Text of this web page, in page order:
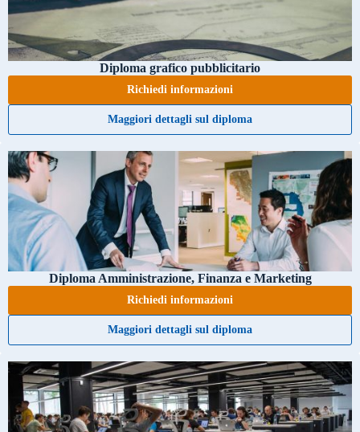
Diploma grafico pubblicitario
Richiedi informazioni
Maggiori dettagli sul diploma
Diploma Amministrazione, Finanza e Marketing
Richiedi informazioni
Maggiori dettagli sul diploma